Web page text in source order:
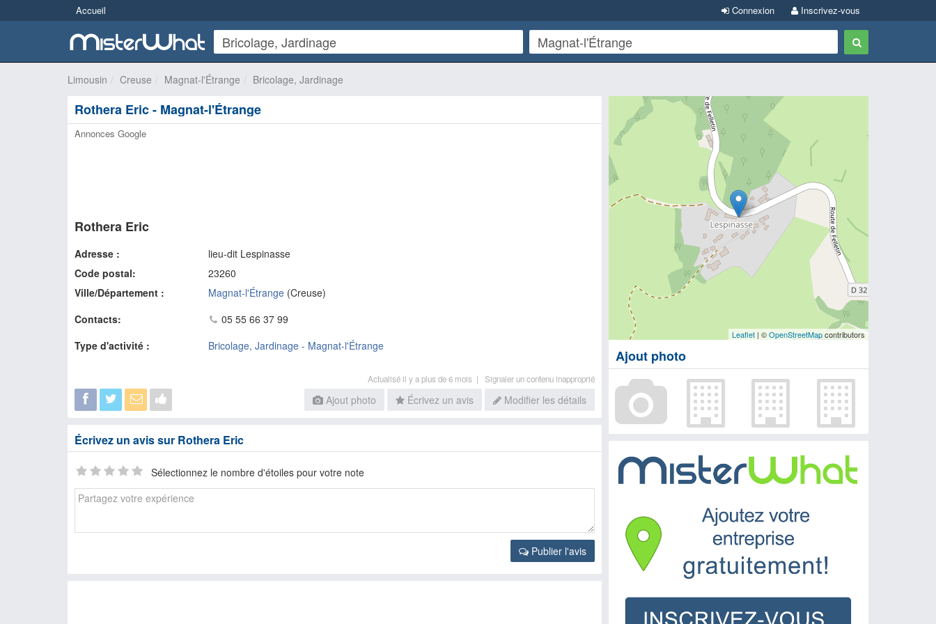
Accueil Inscrivez-vous
Connexion
Limousin Creuse Magnat-l'Étrange Bricolage, Jardinage
Rothera Eric - Magnat-l'Étrange
Annonces Google
Rothera Eric
Adresse :
lieu-dit Lespinasse
Code postal:
23260
Ville/Département :
Magnat-l'Étrange(Creuse)
Contacts:
05 55 66 37 99
Type d'activité :
Bricolage, Jardinage - Magnat-l'Étrange
Actualisé il y a plus de 6 mois | Signaler un contenu inapproprié
Ajout photo Écrivez un avis Modifier les détails
Écrivez un avis sur Rothera Eric
Sélectionnez le nombre d'étoiles pour votre note
Publier l'avis
Leaflet| ©OpenStreetMapcontributors
Ajout photo